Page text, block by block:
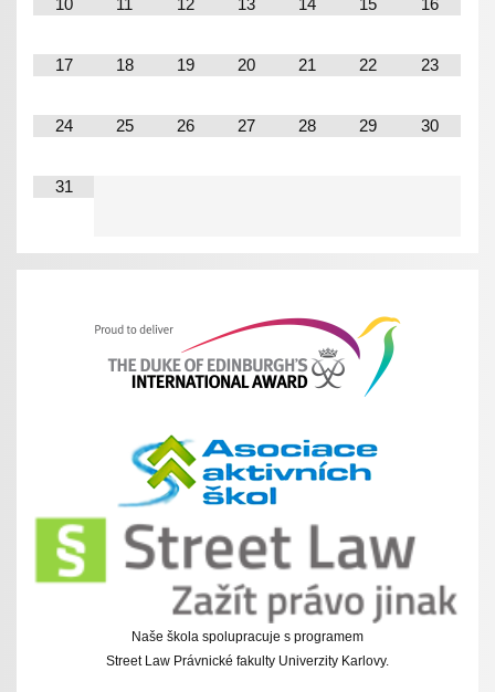
17 18 19 20 21 22 23
24 25 26 27 28 29 30
31
Naše škola spolupracuje s programem
Street Law Právnické fakulty Univerzity Karlovy.